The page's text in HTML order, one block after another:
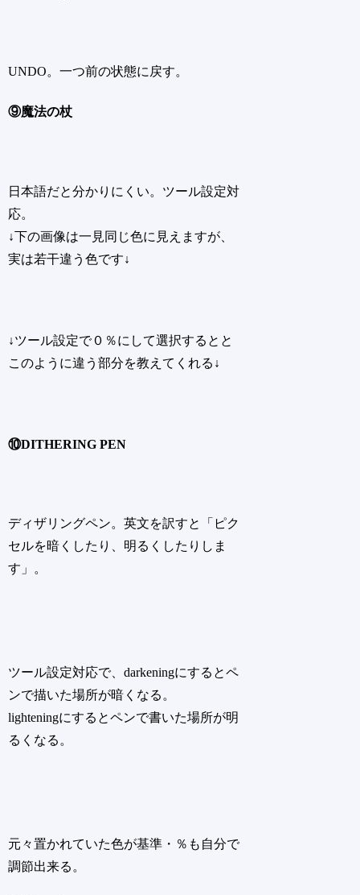
UNDO。一つ前の状態に戻す。
⑨魔法の杖
日本語だと分かりにくい。ツール設定対
応。
↓下の画像は一見同じ色に見えますが、
実は若干違う色です↓
↓ツール設定で０％にして選択するとと
このように違う部分を教えてくれる↓
⑩DITHERING PEN
ディザリングペン。英文を訳すと「ピク
セルを暗くしたり、明るくしたりしま
す」。
ツール設定対応で、darkeningにするとペ
ンで描いた場所が暗くなる。
lighteningにするとペンで書いた場所が明
るくなる。
元々置かれていた色が基準・％も自分で
調節出来る。